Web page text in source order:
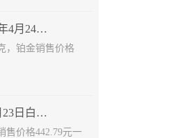
济南白金现在回收价格多少钱一克？2026年4月24日白金价格查询
，铂金销售价格
济南白金今日价格回收多少钱？2026年4月23日白金报价查询
售价格442.79元一